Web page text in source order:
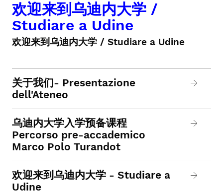
欢迎来到乌迪内大学 /
Studiare a Udine
欢迎来到乌迪内大学 / Studiare a Udine
关于我们- Presentazione
dell'Ateneo
乌迪内大学入学预备课程
Percorso pre-accademico
Marco Polo Turandot
欢迎来到乌迪内大学 - Studiare a
Udine